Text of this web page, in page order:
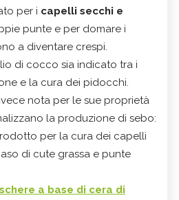
per i capelli secchi e
punte e per domare i
a diventare crespi.
di cocco sia indicato tra i
e la cura dei pidocchi.
nota per le sue proprietà
la produzione di sebo:
per la cura dei capelli
di cute grassa e punte
a base di cera di